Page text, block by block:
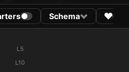
Schema
L5
L10